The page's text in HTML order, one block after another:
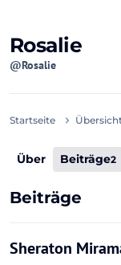
Rosalie
@Rosalie
Startseite
Über Beiträge2
Beiträge
Sheraton